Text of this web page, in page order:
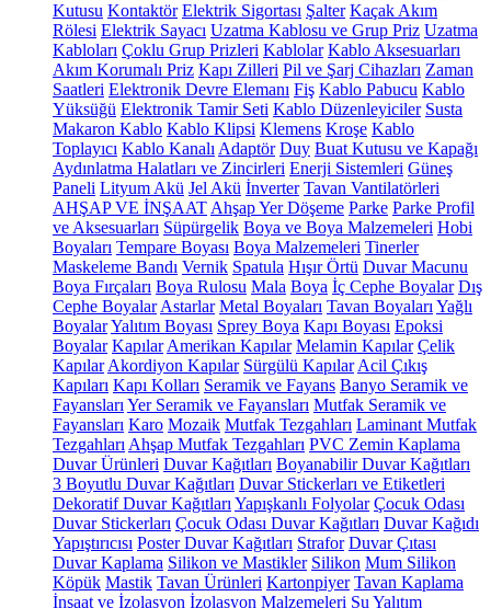
Kutusu Kontaktör Elektrik Sigortası Şalter Kaçak Akım
Rölesi Elektrik Sayacı Uzatma Kablosu ve Grup Priz Uzatma
Kabloları Çoklu Grup Prizleri Kablolar Kablo Aksesuarları
Akım Korumalı Priz Kapı Zilleri Pil ve Şarj Cihazları Zaman
Saatleri Elektronik Devre Elemanı Fiş Kablo Pabucu Kablo
Yüksüğü Elektronik Tamir Seti Kablo Düzenleyiciler Susta
Makaron Kablo Kablo Klipsi Klemens Kroşe Kablo
Toplayıcı Kablo Kanalı Adaptör Duy Buat Kutusu ve Kapağı
Aydınlatma Halatları ve Zincirleri Enerji Sistemleri Güneş
Paneli Lityum Akü Jel Akü İnverter Tavan Vantilatörleri
AHŞAP VE İNŞAAT Ahşap Yer Döşeme Parke Parke Profil
ve Aksesuarları Süpürgelik Boya ve Boya Malzemeleri Hobi
Boyaları Tempare Boyası Boya Malzemeleri Tinerler
Maskeleme Bandı Vernik Spatula Hışır Örtü Duvar Macunu
Boya Fırçaları Boya Rulosu Mala Boya İç Cephe Boyalar Dış
Cephe Boyalar Astarlar Metal Boyaları Tavan Boyaları Yağlı
BoyalarYalıtım Boyası Sprey Boya Kapı Boyası Epoksi
Boyalar Kapılar Amerikan Kapılar Melamin Kapılar Çelik
Kapılar Akordiyon Kapılar Sürgülü Kapılar Acil Çıkış
Kapıları Kapı Kolları Seramik ve Fayans Banyo Seramik ve
Fayansları Yer Seramik ve Fayansları Mutfak Seramik ve
Fayansları Karo Mozaik Mutfak Tezgahları Laminant Mutfak
Tezgahları Ahşap Mutfak Tezgahları PVC Zemin Kaplama
Duvar Ürünleri Duvar Kağıtları Boyanabilir Duvar Kağıtları
3 Boyutlu Duvar Kağıtları Duvar Stickerları ve Etiketleri
Dekoratif Duvar Kağıtları Yapışkanlı Folyolar Çocuk Odası
Duvar Stickerları Çocuk Odası Duvar Kağıtları Duvar Kağıdı
Yapıştırıcısı Poster Duvar Kağıtları Strafor Duvar Çıtası
Duvar Kaplama Silikon ve Mastikler Silikon Mum Silikon
Köpük Mastik Tavan Ürünleri Kartonpiyer Tavan Kaplama
İnşaat ve İzolasyon İzolasyon Malzemeleri Su Yalıtım